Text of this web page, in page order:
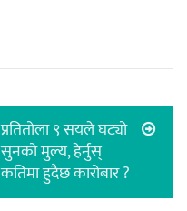
प्रतितोला ९ सयले घट्यो
सुनको मुल्य, हेर्नुस्
कतिमा हुदैछ कारोबार ?